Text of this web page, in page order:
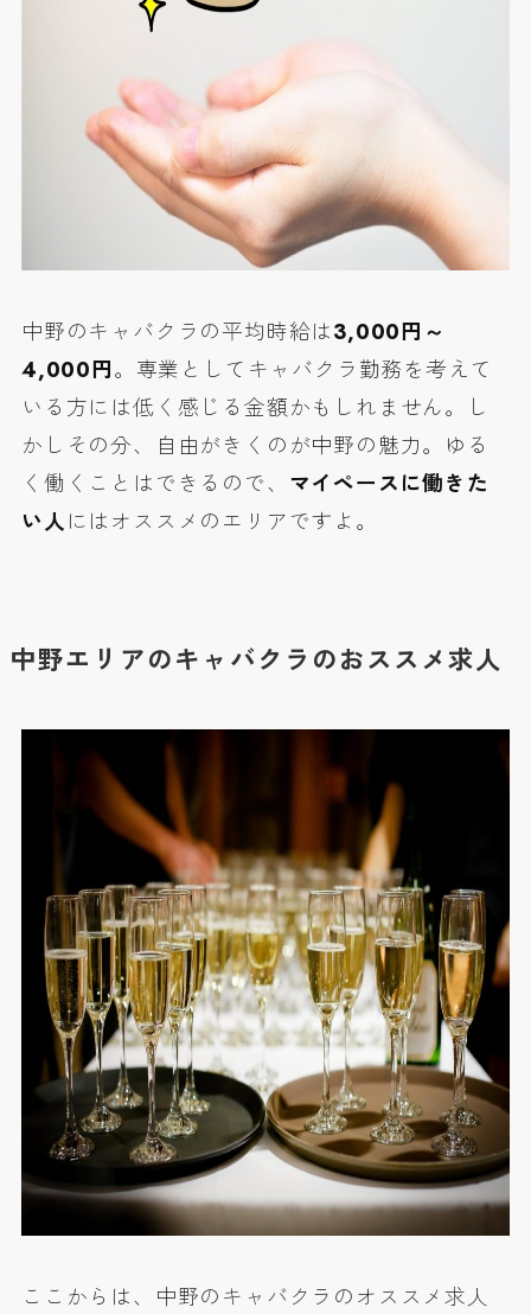
中野のキャバクラの平均時給は3,000円～
4,000円。専業としてキャバクラ勤務を考えて
いる方には低く感じる金額かもしれません。し
かしその分、自由がきくのが中野の魅力。ゆる
く働くことはできるので、 マイペースに働きた
い人にはオススメのエリアですよ。
中野エリアのキャバクラのおススメ求人
ここからは、中野のキャバクラのオススメ求人